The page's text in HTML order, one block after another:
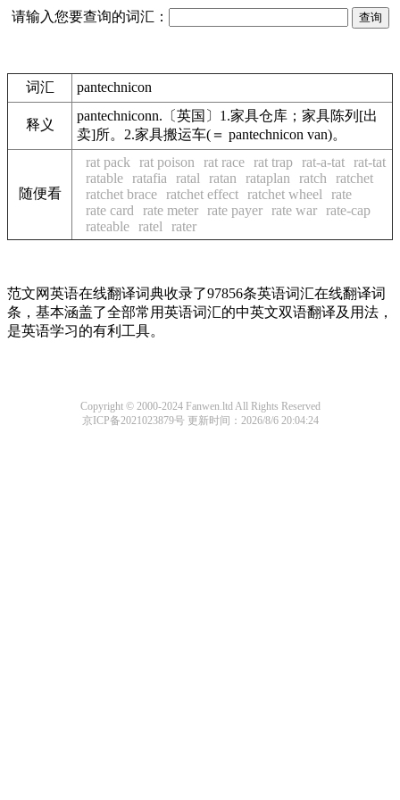
请输入您要查询的词汇：
词汇 pantechnicon
释义
pantechniconn.〔英国〕1.家具仓库；家具陈列[出
卖]所。2.家具搬运车(＝ pantechnicon van)。
随便看
rat pack rat poison rat race rat trap rat-a-tat rat-tat
ratable ratafia ratal ratan rataplan ratch
ratchet
ratchet brace ratchet effect ratchet wheel
rate
rate card
rate meter rate payer rate war rate-cap
rateable ratel rater
范文网英语在线翻译词典收录了97856条英语词汇在线翻译词
条，基本涵盖了全部常用英语词汇的中英文双语翻译及用法，
是英语学习的有利工具。
Copyright © 2000-2024 Fanwen.ltd All Rights Reserved
京ICP备2021023879号更新时间：2026/8/6 20:04:24